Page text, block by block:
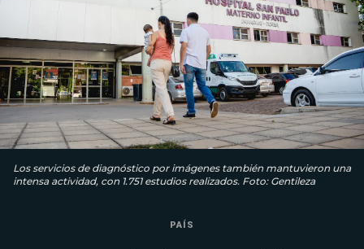
Los servicios de diagnóstico por imágenes también mantuvieron una
intensa actividad, con 1.751 estudios realizados. Foto: Gentileza
PAÍS